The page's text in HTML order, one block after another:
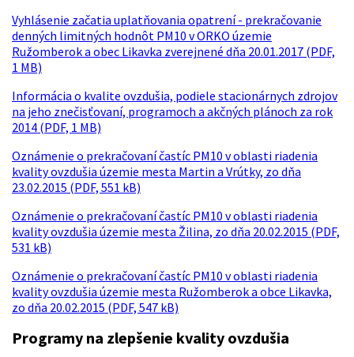
Vyhlásenie začatia uplatňovania opatrení - prekračovanie
denných limitných hodnôt PM10 v ORKO územie
Ružomberok a obec Likavka zverejnené dňa 20.01.2017 (PDF,
1 MB)
Informácia o kvalite ovzdušia, podiele stacionárnych zdrojov
na jeho znečisťovaní, programoch a akčných plánoch za rok
2014 (PDF, 1 MB)
Oznámenie o prekračovaní častíc PM10 v oblasti riadenia
kvality ovzdušia územie mesta Martin a Vrútky, zo dňa
23.02.2015 (PDF, 551 kB)
Oznámenie o prekračovaní častíc PM10 v oblasti riadenia
kvality ovzdušia územie mesta Žilina, zo dňa 20.02.2015 (PDF,
531 kB)
Oznámenie o prekračovaní častíc PM10 v oblasti riadenia
kvality ovzdušia územie mesta Ružomberok a obce Likavka,
zo dňa 20.02.2015 (PDF, 547 kB)
Programy na zlepšenie kvality ovzdušia